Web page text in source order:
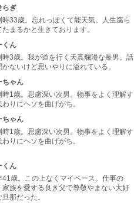
らぎ
時33歳。忘れっぽくて能天気。人生腐ら
たまるかと生きております。
くん
時3歳。我が道を行く天真爛漫な長男。話
かないけど思いやりに溢れている。
ちゃん
時1歳。思慮深い次男。物事をよく理解す
わりにヘソを曲げがち。
ちゃん
時1歳。思慮深い次男。物事をよく理解す
わりにヘソを曲げがち。
くん
41歳。この上なくマイペース。仕事の
家族を愛する良き父で尊敬やまない大好
旦那だった。